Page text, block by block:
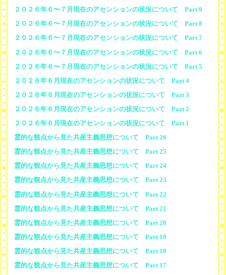
２０２６年６〜７月現在のアセンションの状況について Part 9
２０２６年６〜７月現在のアセンションの状況について Part 8
２０２６年６〜７月現在のアセンションの状況について Part 7
２０２６年６〜７月現在のアセンションの状況について Part 6
２０２６年６〜７月現在のアセンションの状況について Part 5
２０２６年６月現在のアセンションの状況について Part 4
２０２６年６月現在のアセンションの状況について Part 3
２０２６年６月現在のアセンションの状況について Part 2
２０２６年６月現在のアセンションの状況について Part 1
霊的な観点から見た共産主義思想について Part 26
霊的な観点から見た共産主義思想について Part 25
霊的な観点から見た共産主義思想について Part 24
霊的な観点から見た共産主義思想について Part 23
霊的な観点から見た共産主義思想について Part 22
霊的な観点から見た共産主義思想について Part 21
霊的な観点から見た共産主義思想について Part 20
霊的な観点から見た共産主義思想について Part 19
霊的な観点から見た共産主義思想について Part 18
霊的な観点から見た共産主義思想について Part 17